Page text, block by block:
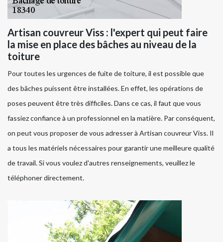
Artisan couvreur Viss : l'expert qui peut faire
la mise en place des bâches au niveau de la
toiture
Pour toutes les urgences de fuite de toiture, il est possible que
des bâches puissent être installées. En effet, les opérations de
poses peuvent être très difficiles. Dans ce cas, il faut que vous
fassiez confiance à un professionnel en la matière. Par conséquent,
on peut vous proposer de vous adresser à Artisan couvreur Viss. Il
a tous les matériels nécessaires pour garantir une meilleure qualité
de travail. Si vous voulez d'autres renseignements, veuillez le
téléphoner directement.